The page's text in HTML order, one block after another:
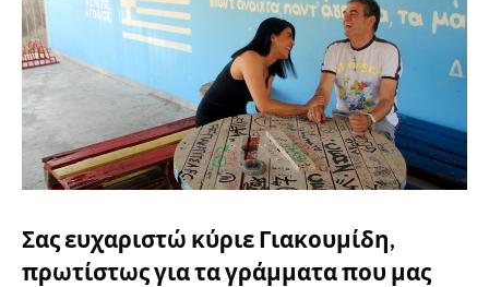
Σας ευχαριστώ κύριε Γιακουμίδη,
πρωτίστως για τα γράμματα που μας